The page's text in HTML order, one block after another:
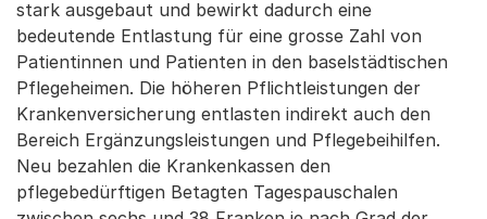
stark ausgebaut und bewirkt dadurch eine
bedeutende Entlastung für eine grosse Zahl von
Patientinnen und Patienten in den baselstädtischen
Pflegeheimen. Die höheren Pflichtleistungen der
Krankenversicherung entlasten indirekt auch den
Bereich Ergänzungsleistungen und Pflegebeihilfen.
Neu bezahlen die Krankenkassen den
pflegebedürftigen Betagten Tagespauschalen